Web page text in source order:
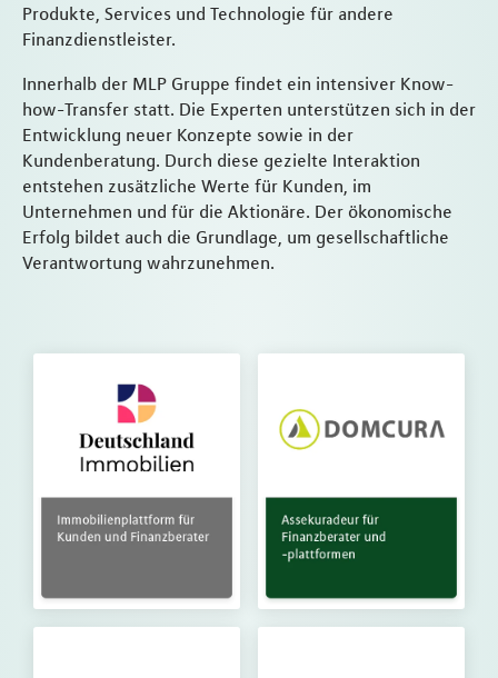
Produkte, Services und Technologie für andere
Finanzdienstleister.
Innerhalb der MLP Gruppe findet ein intensiver Know-
how-Transfer statt. Die Experten unterstützen sich in der
Entwicklung neuer Konzepte sowie in der
Kundenberatung. Durch diese gezielte Interaktion
entstehen zusätzliche Werte für Kunden, im
Unternehmen und für die Aktionäre. Der ökonomische
Erfolg bildet auch die Grundlage, um gesellschaftliche
Verantwortung wahrzunehmen.